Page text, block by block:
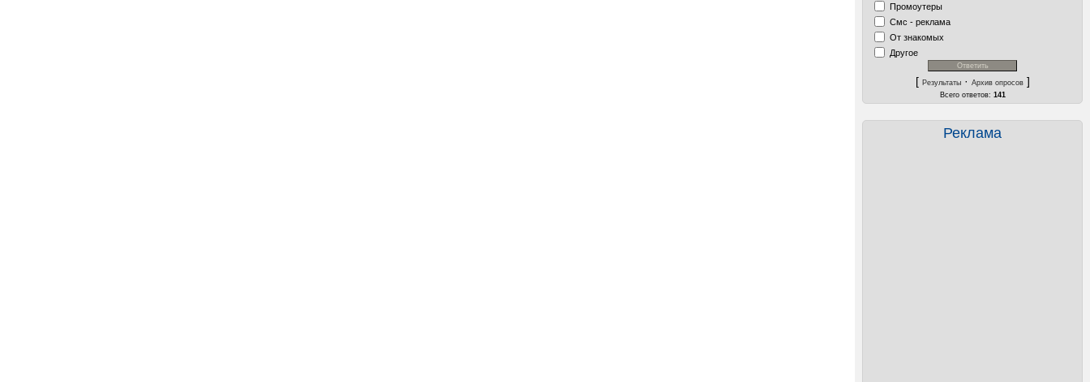
Промоутеры
Смс - реклама
От знакомых
Другое
[ Результаты· Архив опросов]
Всего ответов: 141
Реклама